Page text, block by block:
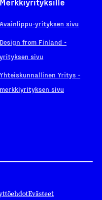
Avainlippu-yrityksen sivu
Design from Finland -
yrityksen sivu
Yhteiskunnallinen Yritys -
merkkiyrityksen sivu
Evästeet